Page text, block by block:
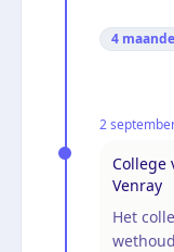
4
2
College
Venray
Het